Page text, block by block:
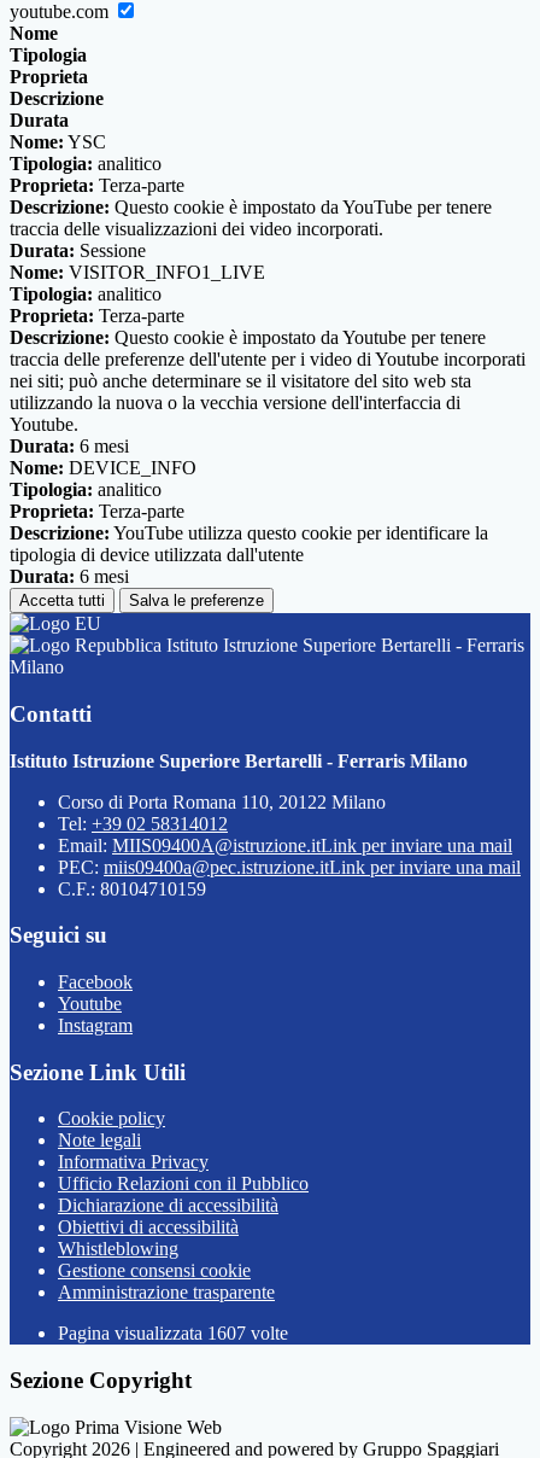
youtube.com
Nome
Tipologia
Proprieta
Descrizione
Durata
Nome: YSC
Tipologia: analitico
Proprieta: Terza-parte
Descrizione: Questo cookie è impostato da YouTube per tenere
traccia delle visualizzazioni dei video incorporati.
Durata: Sessione
Nome: VISITOR_INFO1_LIVE
Tipologia: analitico
Proprieta: Terza-parte
Descrizione: Questo cookie è impostato da Youtube per tenere
traccia delle preferenze dell'utente per i video di Youtube incorporati
nei siti; può anche determinare se il visitatore del sito web sta
utilizzando la nuova o la vecchia versione dell'interfaccia di
Youtube.
Durata: 6 mesi
Nome: DEVICE_INFO
Tipologia: analitico
Proprieta: Terza-parte
Descrizione: YouTube utilizza questo cookie per identificare la
tipologia di device utilizzata dall'utente
Durata: 6 mesi
Accetta tutti Salva le preferenze
Istituto Istruzione Superiore Bertarelli - Ferraris
Milano
Contatti
Istituto Istruzione Superiore Bertarelli - Ferraris Milano
Corso di Porta Romana 110, 20122 Milano
Tel: +39 02 58314012
Email: MIIS09400A@istruzione.itLink per inviare una mail
PEC: miis09400a@pec.istruzione.itLink per inviare una mail
C.F.: 80104710159
Seguici su
Facebook
Youtube
Instagram
Sezione Link Utili
Cookie policy
Note legali
Informativa Privacy
Ufficio Relazioni con il Pubblico
Dichiarazione di accessibilità
Obiettivi di accessibilità
Whistleblowing
Gestione consensi cookie
Amministrazione trasparente
Pagina visualizzata 1607 volte
Sezione Copyright
Copyright 2026 | Engineered and powered by Gruppo Spaggiari